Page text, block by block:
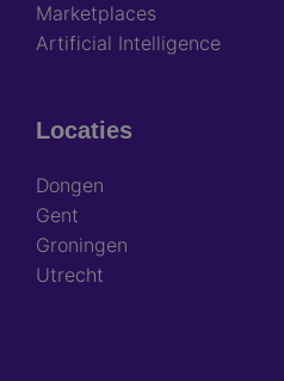
Marketplaces
Artificial Intelligence
Locaties
Dongen
Gent
Groningen
Utrecht